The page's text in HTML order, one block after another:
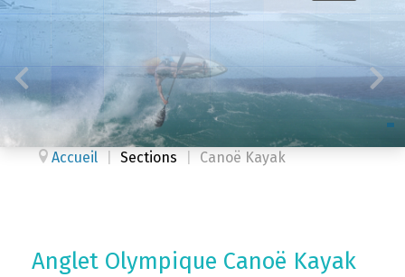
Accueil Sections Canoë Kayak
Anglet Olympique Canoë Kayak